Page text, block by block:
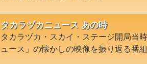
タカラヅカニュース あの時
タカラヅカ・スカイ・ステージ開局当
ュース」の懐かしの映像を振り返る番組